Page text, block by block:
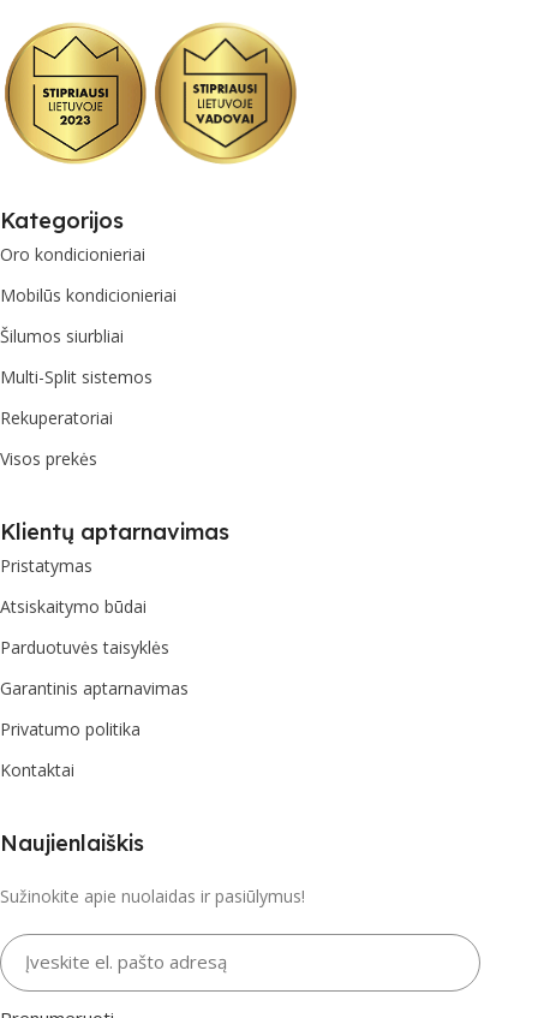
Kategorijos
Oro kondicionieriai
Mobilūs kondicionieriai
Šilumos siurbliai
Multi-Split sistemos
Rekuperatoriai
Visos prekės
Klientų aptarnavimas
Pristatymas
Atsiskaitymo būdai
Parduotuvės taisyklės
Garantinis aptarnavimas
Privatumo politika
Kontaktai
Naujienlaiškis
Sužinokite apie nuolaidas ir pasiūlymus!
Įveskite el. pašto adresą